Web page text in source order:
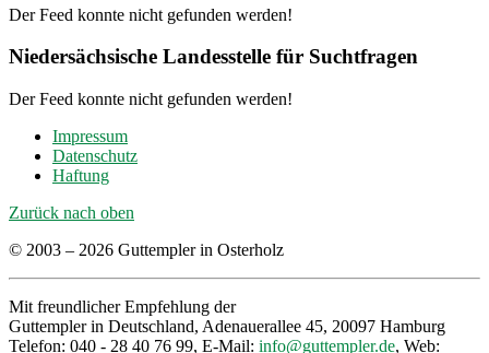
Der Feed konnte nicht gefunden werden!
Niedersächsische Landesstelle für Suchtfragen
Der Feed konnte nicht gefunden werden!
Impressum
Datenschutz
Haftung
Zurück nach oben
© 2003 – 2026 Guttempler in Osterholz
Mit freundlicher Empfehlung der
Guttempler in Deutschland, Adenauerallee 45, 20097 Hamburg
Telefon: 040 - 28 40 76 99, E-Mail: info@guttempler.de, Web: